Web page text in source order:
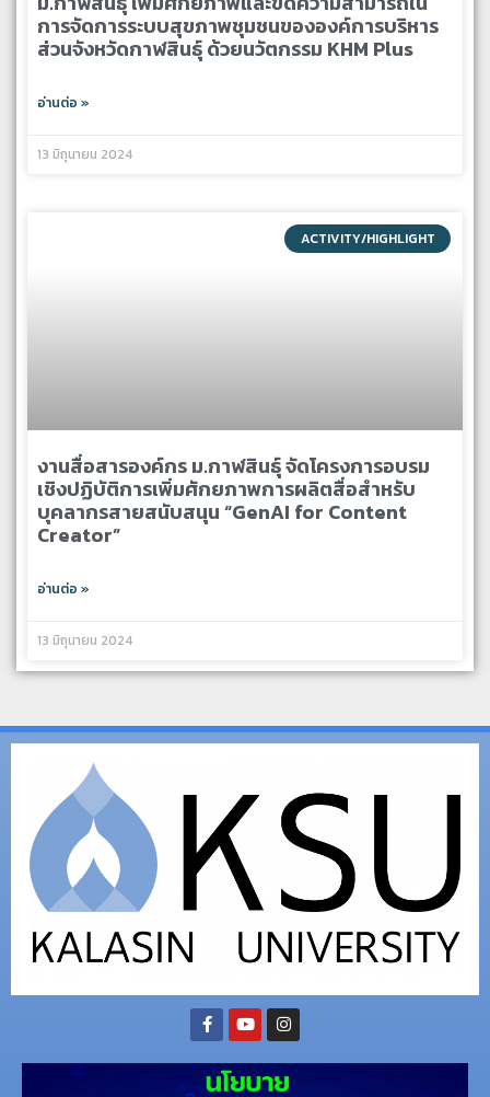
การจัดการระบบสุขภาพชุมชนขององค์การบริหาร
ส่วนจังหวัดกาฬสินธุ์ ด้วยนวัตกรรม KHM Plus
อ่านต่อ »
13 มิถุนายน 2024
ACTIVITY/HIGHLIGHT
งานสื่อสารองค์กร ม.กาฬสินธุ์ จัดโครงการอบรม
เชิงปฏิบัติการเพิ่มศักยภาพการผลิตสื่อสำหรับ
บุคลากรสายสนับสนุน “GenAI for Content
Creator”
อ่านต่อ »
13 มิถุนายน 2024